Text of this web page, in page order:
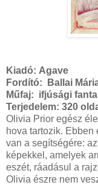
Kiadó: Agave
Fordító: Ballai
Műfaj: ifjúsági
Terjedelem: 320
Olivia Prior egész
hova tartozik. Ebben
van a segítségére:
képekkel, amelyek
eszét, ráadásul a
Olivia észre nem